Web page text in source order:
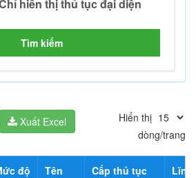
Tìm kiếm
Xuất Excel
Hiển thị
dòng/trang
độ
Tên
Cấp thủ tục
Lĩnh